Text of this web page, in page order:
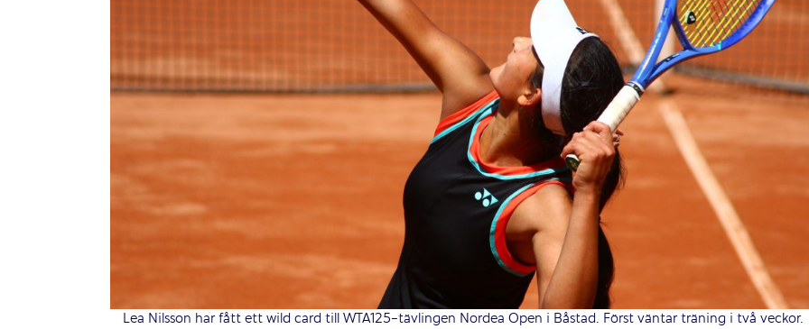
Lea Nilsson har fått ett wild card till WTA125-tävlingen Nordea Open i Båstad. Först väntar träning i två veckor.